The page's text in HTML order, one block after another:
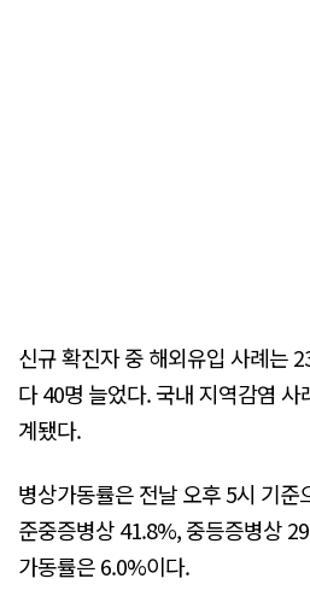
신규 확진자 중 해외유입 사례는
다 40명 늘었다. 국내 지역감염
계됐다.
병상가동률은 전날 오후 5시 기
준중증병상 41.8%, 중등증병상
가동률은 6.0%이다.